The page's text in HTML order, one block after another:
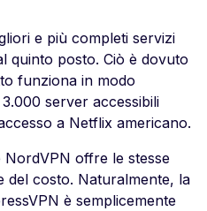
e più completi servizi
quinto posto. Ciò è dovuto
funziona in modo
server accessibili
a Netflix americano.
offre le stesse
del costo. Naturalmente, la
è semplicemente